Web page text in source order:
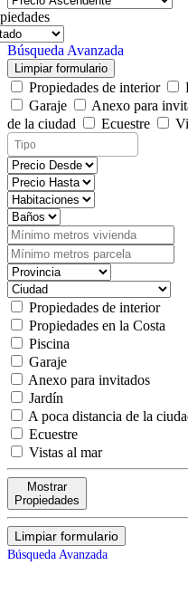
Búsqueda Avanzada
Limpiar formulario
Propiedades de interior
Garaje
Anexo para
de la ciudad
Ecuestre
Propiedades de interior
Propiedades en la Costa
Piscina
Garaje
Anexo para invitados
Jardín
A poca distancia de la
Ecuestre
Vistas al mar
Mostrar
Propiedades
Limpiar formulario
Búsqueda Avanzada